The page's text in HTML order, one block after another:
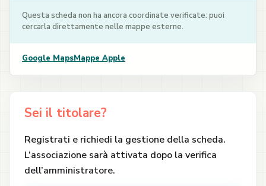
Questa scheda non ha ancora coordinate verificate: puoi
cercarla direttamente nelle mappe esterne.
Google MapsMappe Apple
Sei il titolare?
Registrati e richiedi la gestione della scheda.
L’associazione sarà attivata dopo la verifica
dell’amministratore.